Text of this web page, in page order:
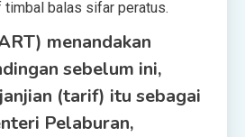
timbal balas sifar peratus.
menandakan
sebelum ini,
(tarif) itu sebagai
Pelaburan,